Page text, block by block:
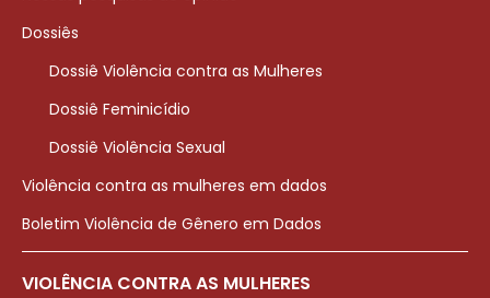
Dossiês
Dossiê Violência contra as Mulheres
Dossiê Feminicídio
Dossiê Violência Sexual
Violência contra as mulheres em dados
Boletim Violência de Gênero em Dados
VIOLÊNCIA CONTRA AS MULHERES